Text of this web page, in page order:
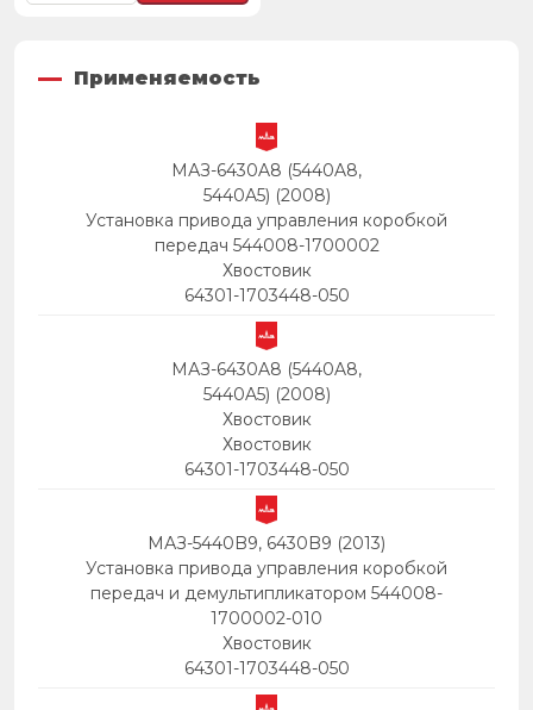
Применяемость
МАЗ-6430A8 (5440A8,
5440A5) (2008)
Установка привода управления коробкой
передач 544008-1700002
Хвостовик
64301-1703448-050
МАЗ-6430A8 (5440A8,
5440A5) (2008)
Хвостовик
Хвостовик
64301-1703448-050
МАЗ-5440B9, 6430B9 (2013)
Установка привода управления коробкой
передач и демультипликатором 544008-
1700002-010
Хвостовик
64301-1703448-050